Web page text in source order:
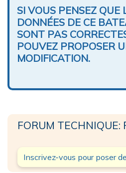
SI VOUS PENSEZ QUE
DONNÉES DE CE
SONT PAS
POUVEZ PROPOSER
MODIFICATION.
FORUM
Inscrivez-vous pour poser